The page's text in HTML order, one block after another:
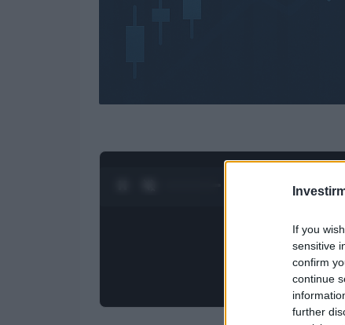
If you
sensitive
confirm
continue
further
1